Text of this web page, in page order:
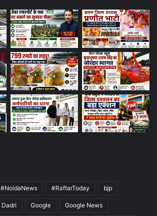
#NoidaNews #RaftarToday bjp
Dadri Google Google News